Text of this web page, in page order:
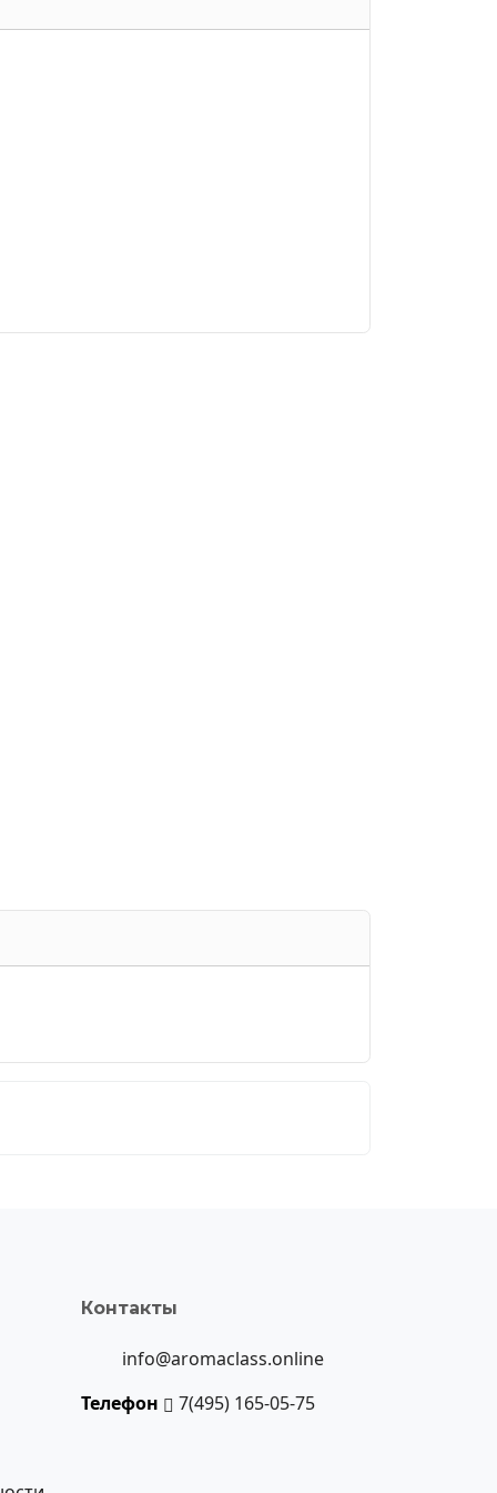
Контакты
info@aromaclass.online
Телефон
7(495) 165-05-75